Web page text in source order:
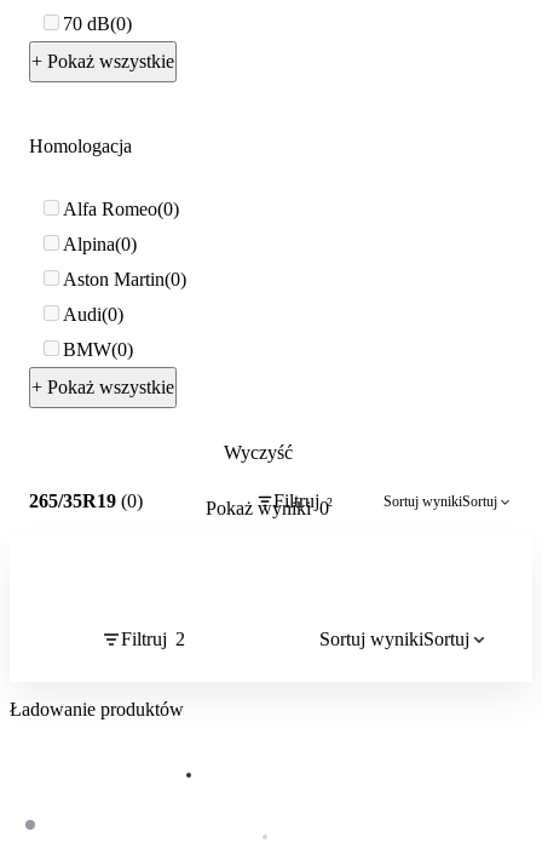
70 dB 0
+ Pokaż wszystkie
Homologacja
Alfa Romeo 0
Alpina 0
Aston Martin 0
Audi 0
BMW 0
+ Pokaż wszystkie
Wyczyść
Pokaż wyniki 0
265/35R19 (0) Filtruj 2 Sortuj wynikiSortuj
Filtruj 2 Sortuj wynikiSortuj
Ładowanie produktów